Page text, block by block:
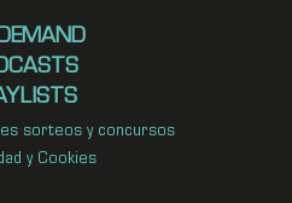
sorteos y concursos
y Cookies